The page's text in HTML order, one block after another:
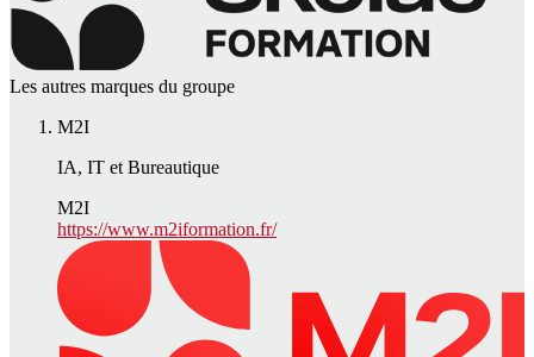
Les autres marques du groupe
M2I
IA, IT et Bureautique
M2I
https://www.m2iformation.fr/